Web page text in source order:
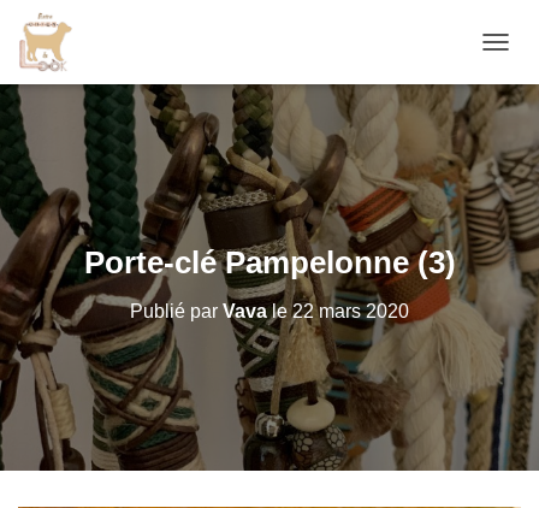
É
P
E
R
L
A
N
I
G
A
T
O
N
Porte-clé Pampelonne (3)
Publié par Vavale22 mars 2020